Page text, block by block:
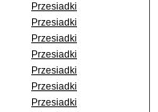
Przesiadki
Przesiadki
Przesiadki
Przesiadki
Przesiadki
Przesiadki
Przesiadki